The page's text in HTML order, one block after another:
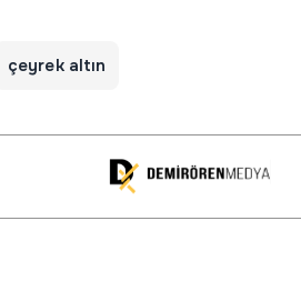
çeyrek altın